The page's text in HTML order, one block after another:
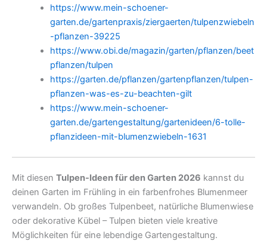
https://www.mein-schoener-
garten.de/gartenpraxis/ziergaerten/tulpenzwiebeln
-pflanzen-39225
https://www.obi.de/magazin/garten/pflanzen/beet
pflanzen/tulpen
https://garten.de/pflanzen/gartenpflanzen/tulpen-
pflanzen-was-es-zu-beachten-gilt
https://www.mein-schoener-
garten.de/gartengestaltung/gartenideen/6-tolle-
pflanzideen-mit-blumenzwiebeln-1631
Mit diesen Tulpen-Ideen für den Garten 2026 kannst du
deinen Garten im Frühling in ein farbenfrohes Blumenmeer
verwandeln. Ob großes Tulpenbeet, natürliche Blumenwiese
oder dekorative Kübel – Tulpen bieten viele kreative
Möglichkeiten für eine lebendige Gartengestaltung.